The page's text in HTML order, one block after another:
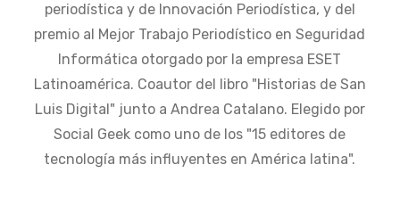
periodística y de Innovación Periodística, y del
premio al Mejor Trabajo Periodístico en Seguridad
Informática otorgado por la empresa ESET
Latinoamérica. Coautor del libro "Historias de San
Luis Digital" junto a Andrea Catalano. Elegido por
Social Geek como uno de los "15 editores de
tecnología más influyentes en América latina".